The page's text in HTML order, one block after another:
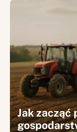
Jak zacząć